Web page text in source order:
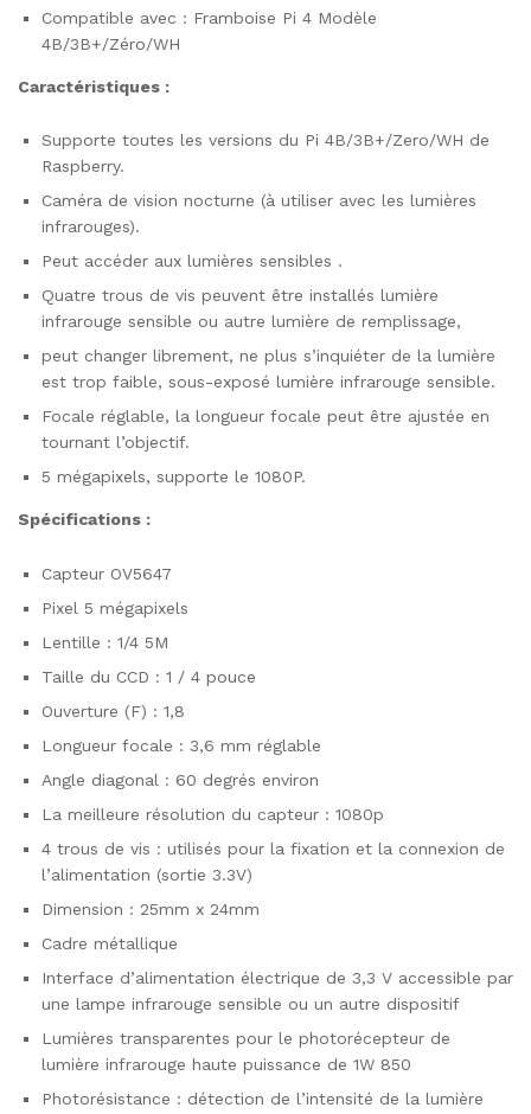
Compatible avec : Framboise Pi 4 Modèle
4B/3B+/Zéro/WH
Caractéristiques :
Supporte toutes les versions du Pi 4B/3B+/Zero/WH de
Raspberry.
Caméra de vision nocturne (à utiliser avec les lumières
infrarouges).
Peut accéder aux lumières sensibles .
Quatre trous de vis peuvent être installés lumière
infrarouge sensible ou autre lumière de remplissage,
peut changer librement, ne plus s’inquiéter de la lumière
est trop faible, sous-exposé lumière infrarouge sensible.
Focale réglable, la longueur focale peut être ajustée en
tournant l’objectif.
5 mégapixels, supporte le 1080P.
Spécifications :
Capteur OV5647
Pixel 5 mégapixels
Lentille : 1/4 5M
Taille du CCD : 1 / 4 pouce
Ouverture (F) : 1,8
Longueur focale : 3,6 mm réglable
Angle diagonal : 60 degrés environ
La meilleure résolution du capteur : 1080p
4 trous de vis : utilisés pour la fixation et la connexion de
l’alimentation (sortie 3.3V)
Dimension : 25mm x 24mm
Cadre métallique
Interface d’alimentation électrique de 3,3 V accessible par
une lampe infrarouge sensible ou un autre dispositif
Lumières transparentes pour le photorécepteur de
lumière infrarouge haute puissance de 1W 850
Photorésistance : détection de l’intensité de la lumière